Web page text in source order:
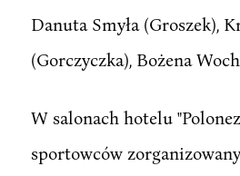
Danuta Smyła (Groszek),
(Gorczyczka), Bożena
W salonach hotelu
sportowców